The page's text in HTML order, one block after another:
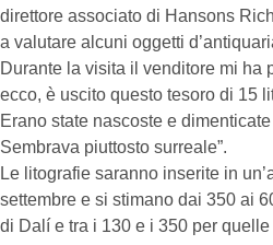
direttore associato di Hansons
a valutare alcuni oggetti
Durante la visita il venditore mi ha
ecco, è uscito questo tesoro di 15
Erano state nascoste e
Sembrava piuttosto surreale”.
Le litografie saranno inserite in
settembre e si stimano dai 350 ai
di Dalí e tra i 130 e i 350 per quelle